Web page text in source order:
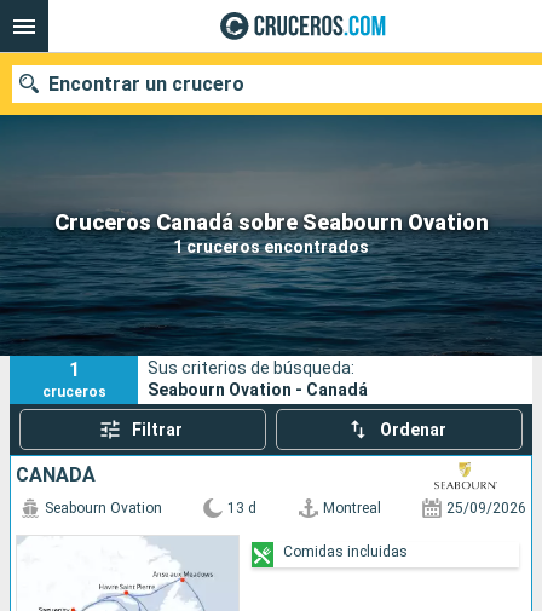
Cruceros Canadá sobre Seabourn Ovation
1 cruceros encontrados
Encontrar un crucero
Nuestros destinos
Fecha de salida
Puertos Compañías
Buscar
1
cruceros
Sus criterios de búsqueda:
Seabourn Ovation - Canadá
Filtrar Ordenar
CANADÁ
Seabourn Ovation 13 d Montreal 25/09/2026
Comidas incluidas